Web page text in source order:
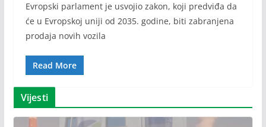
Evropski parlament je usvojio zakon, koji predviđa da
će u Evropskoj uniji od 2035. godine, biti zabranjena
prodaja novih vozila
Read More
Vijesti